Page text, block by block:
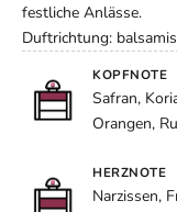
festliche Anlässe.
Duftrichtung:
KOPFNOTE
Safran,
Orangen,
HERZNOTE
Narzissen,